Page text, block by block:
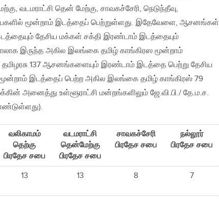
வடமராட்சி தென் மேற்கு, சாவகச்சேரி, நெடுந்தீவு,
மூன்றாம் இடத்தைப் பெற்றுள்ளது. இதேவேளை, ஆசனங்கள்
இடத்தையும் தேசிய மக்கள் சக்தி இரண்டாம் இடத்தையும்
இருந்த அகில இலங்கை தமிழ் காங்கிரஸ மூன்றாம்
137 ஆசனங்களையும் இரண்டாம் இடத்தை பெற்று தேசிய
இடத்தைப் பெற்ற அகில இலங்கை தமிழ் காங்கிரஸ் 79
அனைத்து உள்ளூராட்சி மன்றங்களிலும் ஜே.வி.பி./ தே.ம.ச.
வலிகாமம்
தெற்கு
பிரதேச சபை
வடமராட்சி
தென்மேற்கு
பிரதேச சபை
சாவகச்சேரி
பிரதேச சபை
நல்லூர்
பிரதேச சபை
13 13 8 7